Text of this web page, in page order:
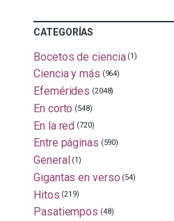
CATEGORÍAS
Bocetos de ciencia (1)
Ciencia y más (964)
Efemérides (2048)
En corto (548)
En la red (720)
Entre páginas (590)
General (1)
Gigantas en verso (54)
Hitos (219)
Pasatiempos (48)